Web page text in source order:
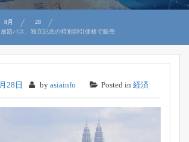
8月
28
題パス、独立記念の特別割引価格で販売
28日 by asiainfo Posted in 経済